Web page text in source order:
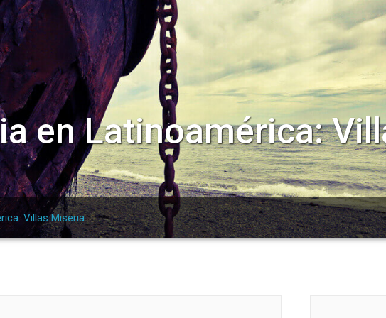
en Latinoamérica:
Villas Miseria